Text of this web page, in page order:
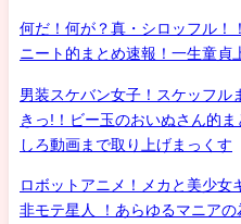
何だ！何が？真・シロッフ
ニート的まとめ速報！一生童貞
男装スケバン女子！スケッフル
きっ!！ビー玉のおいぬさん的
しろ動画まで取り上げまっくす
ロボットアニメ！メカと美少女
非モテ星人 ！あらゆるマニアの